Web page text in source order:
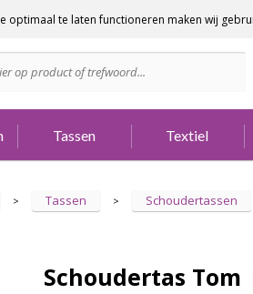
Tassen Textiel
> Tassen > Schoudertassen
Schoudertas Tom
optimaal te laten functioneren maken wij